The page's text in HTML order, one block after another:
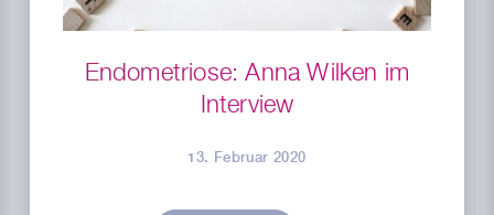
Endometriose: Anna Wilken im
Interview
13. Februar 2020